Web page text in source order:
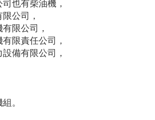
公司，
限公司，
限責任公司，
備有限公司，
。